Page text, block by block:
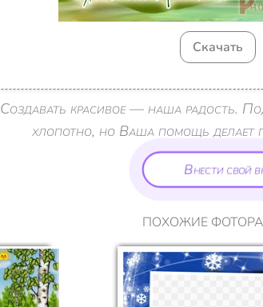
Скачать
Создавать красивое — наша радость.
хлопотно, но Ваша помощь делает
Внести свой
ПОХОЖИЕ